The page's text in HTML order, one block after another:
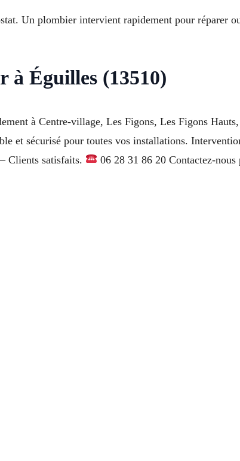
Un plombier intervient rapidement pour réparer
à Éguilles (13510)
à Centre-village, Les Figons, Les Figons
et sécurisé pour toutes vos installations.
Clients satisfaits.
06 28 31 86 20 Contactez-